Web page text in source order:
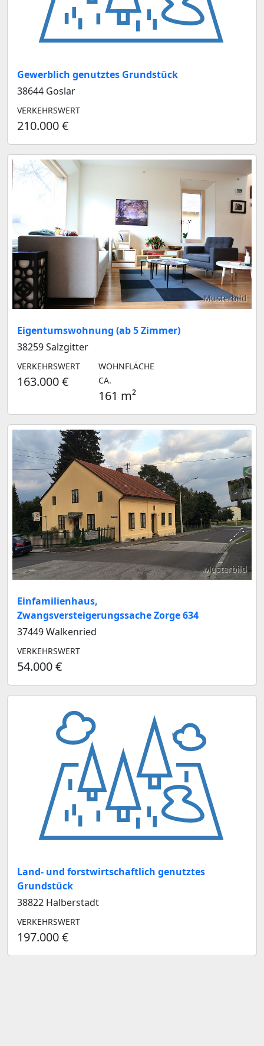
Gewerblich genutztes Grundstück
38644 Goslar
VERKEHRSWERT
210.000 €
Musterbild
Eigentumswohnung (ab 5 Zimmer)
38259 Salzgitter
VERKEHRSWERT
163.000 €
WOHNFLÄCHE
CA.
161 m²
Musterbild
Einfamilienhaus,
Zwangsversteigerungssache Zorge 634
37449 Walkenried
VERKEHRSWERT
54.000 €
Land- und forstwirtschaftlich genutztes
Grundstück
38822 Halberstadt
VERKEHRSWERT
197.000 €